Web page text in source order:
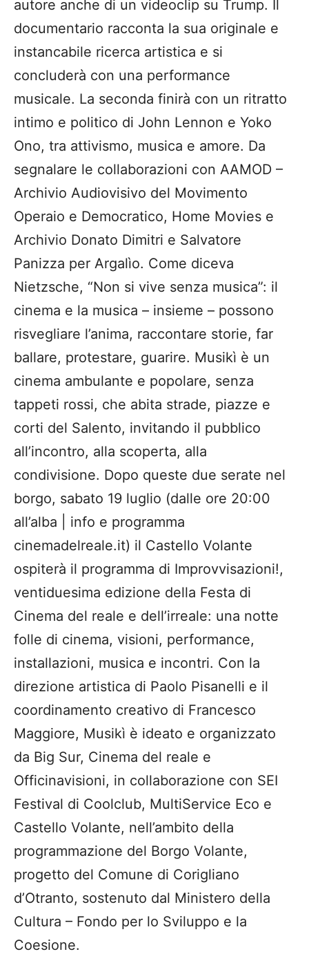
autore anche di un videoclip su Trump. Il
documentario racconta la sua originale e
instancabile ricerca artistica e si
concluderà con una performance
musicale. La seconda finirà con un ritratto
intimo e politico di John Lennon e Yoko
Ono, tra attivismo, musica e amore. Da
segnalare le collaborazioni con AAMOD –
Archivio Audiovisivo del Movimento
Operaio e Democratico, Home Movies e
Archivio Donato Dimitri e Salvatore
Panizza per Argalìo. Come diceva
Nietzsche, “Non si vive senza musica”: il
cinema e la musica – insieme – possono
risvegliare l’anima, raccontare storie, far
ballare, protestare, guarire. Musikì è un
cinema ambulante e popolare, senza
tappeti rossi, che abita strade, piazze e
corti del Salento, invitando il pubblico
all’incontro, alla scoperta, alla
condivisione. Dopo queste due serate nel
borgo, sabato 19 luglio (dalle ore 20:00
all’alba | info e programma
cinemadelreale.it) il Castello Volante
ospiterà il programma di Improvvisazioni!,
ventiduesima edizione della Festa di
Cinema del reale e dell’irreale: una notte
folle di cinema, visioni, performance,
installazioni, musica e incontri. Con la
direzione artistica di Paolo Pisanelli e il
coordinamento creativo di Francesco
Maggiore, Musikì è ideato e organizzato
da Big Sur, Cinema del reale e
Officinavisioni, in collaborazione con SEI
Festival di Coolclub, MultiService Eco e
Castello Volante, nell’ambito della
programmazione del Borgo Volante,
progetto del Comune di Corigliano
d’Otranto, sostenuto dal Ministero della
Cultura – Fondo per lo Sviluppo e la
Coesione.